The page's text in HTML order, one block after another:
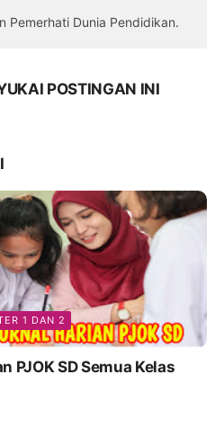
Pemerhati Dunia Pendidikan.
POSTINGAN INI
1 DAN 2
PJOK SD Semua Kelas